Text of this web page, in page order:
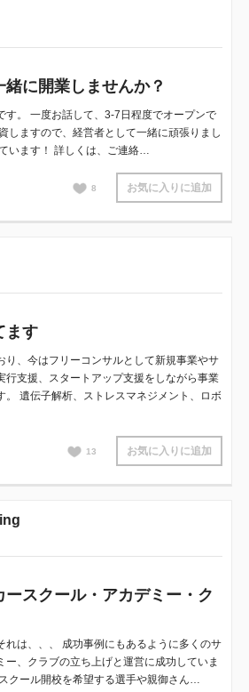
に開業しませんか？
す。 一度お話して、3-7日程度でオープンで
しますので、経営者として一緒に頑張りまし
います！ 詳しくは、ご連絡…
8 お気に入りに追加
ます
り、今はフリーコンサルとして新規事業やサ
行支援、スタートアップ支援をしながら事業
。 遺伝子解析、ストレスマネジメント、ロボ
13 お気に入りに追加
ースクール・アカデミー・ク
れは、、、 成功事例にもあるように多くのサ
ー、クラブの立ち上げと運営に成功していま
クール開校を希望する選手や親御さん…